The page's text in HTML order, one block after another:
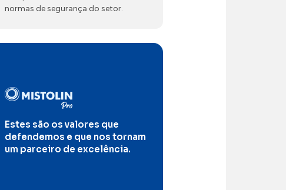
normas de segurança do setor.
Estes são os valores que
defendemos e que nos tornam
um parceiro de excelência.